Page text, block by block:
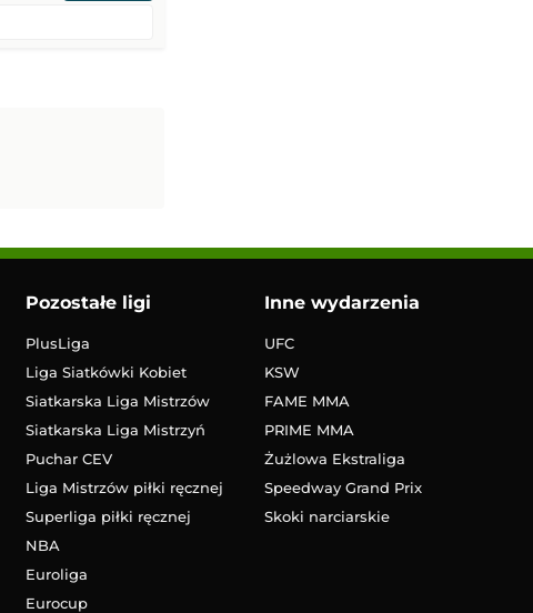
Pozostałe ligi
PlusLiga
Liga Siatkówki Kobiet
Siatkarska Liga Mistrzów
Siatkarska Liga Mistrzyń
Puchar CEV
Liga Mistrzów piłki ręcznej
Superliga piłki ręcznej
NBA
Euroliga
Eurocup
Inne wydarzenia
UFC
KSW
FAME MMA
PRIME MMA
Żużlowa Ekstraliga
Speedway Grand Prix
Skoki narciarskie